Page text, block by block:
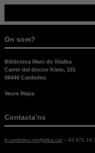
On som?
Biblioteca Marc de Vilalba
Carrer del doctor Klein, 101
08440 Cardedeu
Veure Mapa
Contacta’ns
b.cardedeu.mv@diba.cat– 93 871 14